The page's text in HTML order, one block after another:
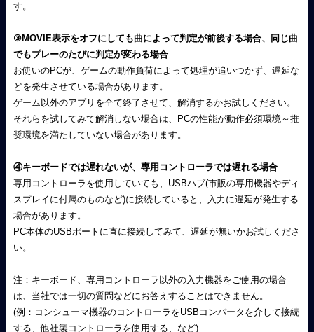
す。
③MOVIE表示をオフにしても曲によって判定が前後する場合、同じ曲
でもプレーのたびに判定が変わる場合
お使いのPCが、ゲームの動作負荷によって処理が追いつかず、遅延な
どを発生させている場合があります。
ゲーム以外のアプリを全て終了させて、解消するかお試しください。
それらを試してみて解消しない場合は、PCの性能が動作必須環境～推
奨環境を満たしていない場合があります。
④キーボードでは遅れないが、専用コントローラでは遅れる場合
専用コントローラを使用していても、USBハブ(市販の専用機器やディ
スプレイに付属のものなど)に接続していると、入力に遅延が発生する
場合があります。
PC本体のUSBポートに直に接続してみて、遅延が無いかお試しくださ
い。
注：キーボード、専用コントローラ以外の入力機器をご使用の場合
は、当社では一切の質問などにお答えすることはできません。
(例：コンシューマ機器のコントローラをUSBコンバータを介して接続
する、他社製コントローラを使用する、など)